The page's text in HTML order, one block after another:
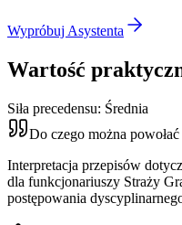
Wypróbuj Asystenta
Wartość
Siła precedensu: Średnia
Do czego można powołać
Interpretacja przepisów
dla funkcjonariuszy Straży
postępowania